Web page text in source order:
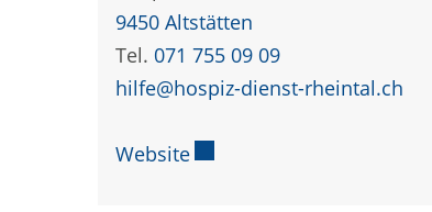
9450 Altstätten
Tel. 071 755 09 09
hilfe@hospiz-dienst-rheintal.ch
WebsiteExterner Link wird in